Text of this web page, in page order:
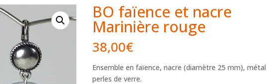
BO faïence et nacre
Marinière rouge
38,00€
Ensemble en faïence, nacre (diamètre 25 mm),
perles de verre.